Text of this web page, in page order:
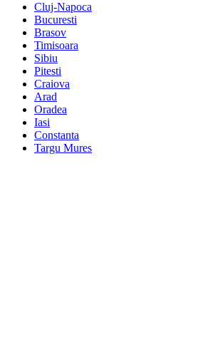
Cluj-Napoca
Bucuresti
Brasov
Timisoara
Sibiu
Pitesti
Craiova
Arad
Oradea
Iasi
Constanta
Targu Mures